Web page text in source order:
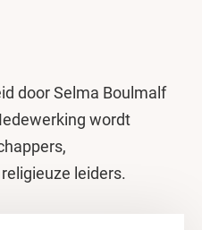
door Selma Boulmalf
wordt
leiders.